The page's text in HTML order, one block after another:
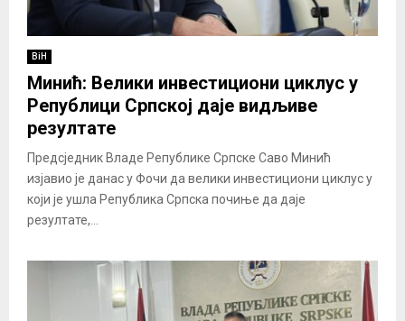
BiH
Минић: Велики инвестициони циклус у
Републици Српској даје видљиве
резултате
Предсједник Владе Републике Српске Саво Минић
изјавио је данас у Фочи да велики инвестициони циклус у
који је ушла Република Српска почиње да даје
резултате,...